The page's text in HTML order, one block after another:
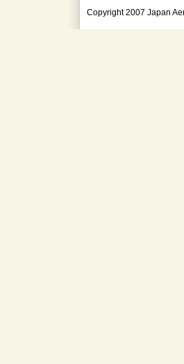
Copyright 2007 Japan